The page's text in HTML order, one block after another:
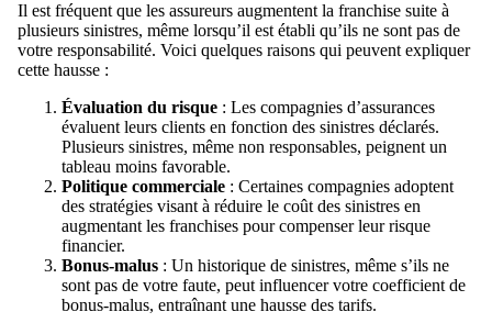
Il est fréquent que les assureurs augmentent la franchise suite à
plusieurs sinistres, même lorsqu’il est établi qu’ils ne sont pas de
votre responsabilité. Voici quelques raisons qui peuvent expliquer
cette hausse :
Évaluation du risque : Les compagnies d’assurances
évaluent leurs clients en fonction des sinistres déclarés.
Plusieurs sinistres, même non responsables, peignent un
tableau moins favorable.
Politique commerciale : Certaines compagnies adoptent
des stratégies visant à réduire le coût des sinistres en
augmentant les franchises pour compenser leur risque
financier.
Bonus-malus : Un historique de sinistres, même s’ils ne
sont pas de votre faute, peut influencer votre coefficient de
bonus-malus, entraînant une hausse des tarifs.